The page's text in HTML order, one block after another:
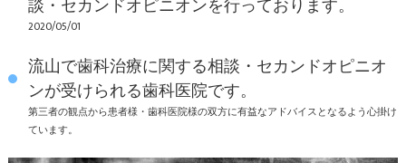
談・セカンドオピニオンを行っております。
2020/05/01
流山で歯科治療に関する相談・セカンドオピニオ
ンが受けられる歯科医院です。
第三者の観点から患者様・歯科医院様の双方に有益なアドバイスとなるよう心掛け
ています。